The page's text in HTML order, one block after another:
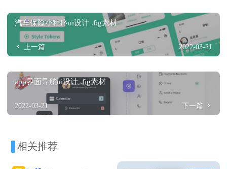
汽车保险小程序ui设计 .fig素材
上一篇 2022-03-21
app界面导航ui设计 .fig素材
2022-03-21 下一篇
相关推荐